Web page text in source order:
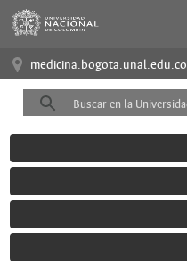
medicina.bogota.unal.edu.co